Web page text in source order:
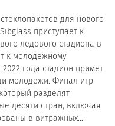
для нового
приступает к
ледового стадиона в
к молодежному
года стадион примет
молодежи. Финал игр
разделят
десяти стран, включая
в витражных...